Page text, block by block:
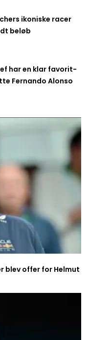
ikoniske racer
beløb
har en klar favorit-
Fernando Alonso
blev offer for Helmut